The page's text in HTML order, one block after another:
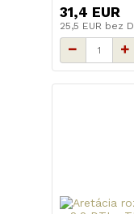
31,4 EUR
25,5 EUR bez